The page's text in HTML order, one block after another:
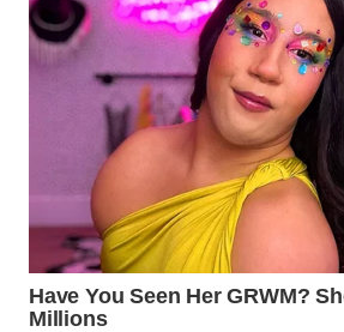
WN
MADURA
SURABAYA
WN
NATUNA
WN
BINTAN